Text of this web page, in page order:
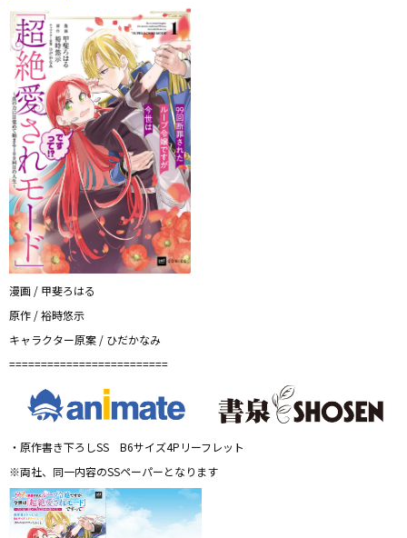
漫画 / 甲斐ろはる
原作 / 裕時悠示
キャラクター原案 / ひだかなみ
=========================
・原作書き下ろしSS B6サイズ4Pリーフレット
※両社、同一内容のSSペーパーとなります